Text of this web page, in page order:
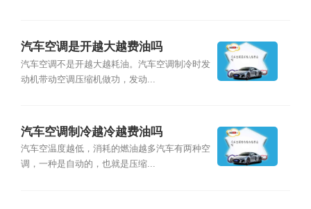
汽车空调是开越大越费油吗
汽车空调不是开越大越耗油。汽车空调制冷时发
动机带动空调压缩机做功，发动...
汽车空调制冷越冷越费油吗
汽车空温度越低，消耗的燃油越多汽车有两种空
调，一种是自动的，也就是压缩...